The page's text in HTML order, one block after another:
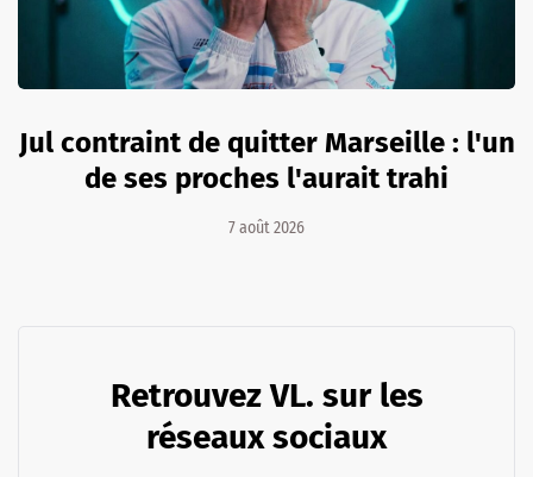
Jul contraint de quitter Marseille : l'un
de ses proches l'aurait trahi
7 août 2026
Retrouvez VL. sur les
réseaux sociaux